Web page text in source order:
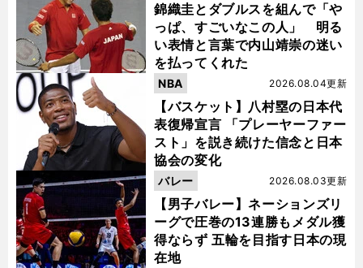
錦織圭とダブルスを組んで「や
っぱ、すごいなこの人」 明る
い表情と言葉で内山靖崇の迷い
を払ってくれた
【バスケット】八村塁の日本代
表復帰宣言 「プレーヤーファー
スト」を説き続けた信念と日本
協会の変化
2026.08.04更新
NBA
【男子バレー】ネーションズリ
ーグで圧巻の13連勝もメダル獲
得ならず 五輪を目指す日本の現
在地
2026.08.03更新
バレー